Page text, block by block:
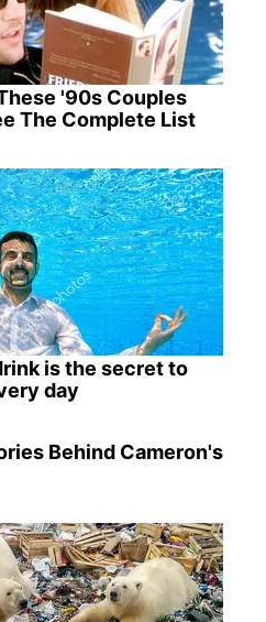
'90s Couples
The Complete List
is the secret to
day
Behind Cameron's